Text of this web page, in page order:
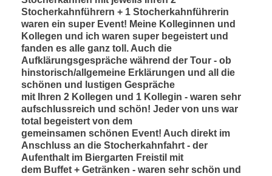
Stocherkahnführern + 1 Stocherkahnführerin
waren ein super Event! Meine Kolleginnen und
Kollegen und ich waren super begeistert und
fanden es alle ganz toll. Auch die
Aufklärungsgespräche während der Tour - ob
hinstorisch/allgemeine Erklärungen und all die
schönen und lustigen Gespräche
mit Ihren 2 Kollegen und 1 Kollegin - waren sehr
aufschlussreich und schön! Jeder von uns war
total begeistert von dem
gemeinsamen schönen Event! Auch direkt im
Anschluss an die Stocherkahnfahrt - der
Aufenthalt im Biergarten Freistil mit
dem Buffet + Getränken - waren sehr schön und